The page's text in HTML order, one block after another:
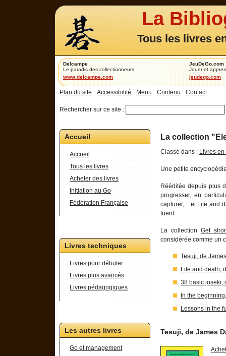
La
Tous les livres
Delcampe
Le paradis des collectionneurs
www.delcampe.com
JeuDeGo.com
Jouer et
jeudego.com
Plan du site Accessibilité Menu Contenu Contact
Rechercher sur ce site :
Accueil
Accueil
Tous les livres
Acheter des livres
Initiation au Go
Fédération Française
Livres techniques
Livres pour débuter
Livres plus avancés
Livres pédagogiques
Les autres livres
Go et management
La collection
Classé dans : Livres
Une petite
Rééditée depuis plus
progresser, en
capturer,... et Life and
tuent.
La collection Get
considérée comme un
Tesuji, de
Life and death,
38 basic joseki,
In the
Lessons in the
Tesuji, de James